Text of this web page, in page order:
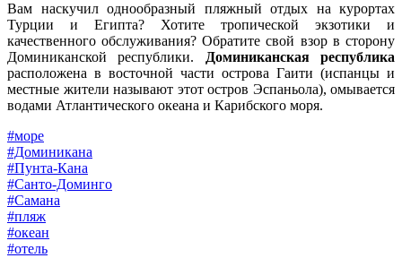
Вам наскучил однообразный пляжный отдых на курортах
Турции и Египта? Хотите тропической экзотики и
качественного обслуживания? Обратите свой взор в сторону
Доминиканской республики.
Доминиканская республика
расположена в восточной части острова Гаити (испанцы и
местные жители называют этот остров Эспаньола), омывается
водами Атлантического океана и Карибского моря.
#море
#Доминикана
#Пунта-Кана
#Санто-Доминго
#Самана
#пляж
#океан
#отель